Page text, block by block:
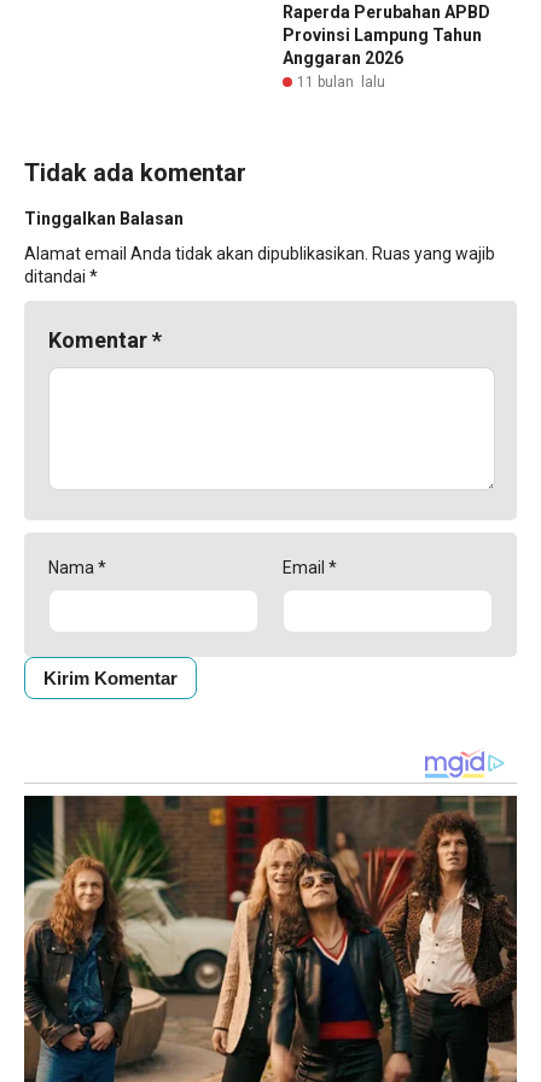
Raperda Perubahan APBD
Provinsi Lampung Tahun
Anggaran 2026
11 bulan lalu
Tidak ada komentar
Tinggalkan Balasan
Alamat email Anda tidak akan dipublikasikan. Ruas yang wajib
ditandai *
Komentar*
Nama * Email *